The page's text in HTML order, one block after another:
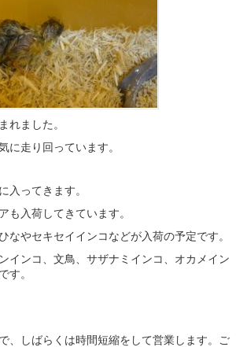
れました。
に走り回っています。
入ってきます。
も入荷してきています。
なやセキセイインコなどが入荷の予定です。
インコ、文鳥、サザナミインコ、オカメイン
す。
、しばらくは時間短縮をして営業します。ご